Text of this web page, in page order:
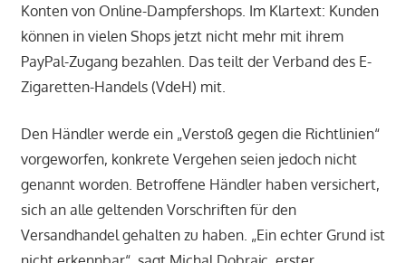
Konten von Online-Dampfershops. Im Klartext: Kunden
können in vielen Shops jetzt nicht mehr mit ihrem
PayPal-Zugang bezahlen. Das teilt der Verband des E-
Zigaretten-Handels (VdeH) mit.
Den Händler werde ein „Verstoß gegen die Richtlinien“
vorgeworfen, konkrete Vergehen seien jedoch nicht
genannt worden. Betroffene Händler haben versichert,
sich an alle geltenden Vorschriften für den
Versandhandel gehalten zu haben. „Ein echter Grund ist